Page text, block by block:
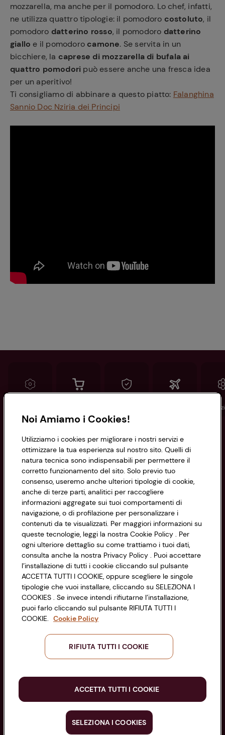
mozzarella, ma anche per il pomodoro. Lo chef, infatti,
ne utilizza quattro tipologie: il pomodoro costoluto, il
pomodoro datterino rosso, il pomodoro datterino
giallo e il pomodoro camone. Se servita in un
bicchiere, la caprese di mozzarella di bufala ai
quattro pomodori può essere anche una fresca idea
per un aperitivo!
Ti consigliamo di abbinare a questo piatto: Falanghina
Sannio Doc Nziria dei Principi
Informazioni
Privacy Policy
Cookie Policy
Impostazioni Cookie
Accessibilità
CONAD SOCIETÀ COOPERATIVA
Via Michelino, 59 | 40127 BOLOGNA
Codice Fiscale e Registro Imprese
di Bologna 00865960157
PARTITA IVA 03320960374
Servizio clienti
Seguici sui Social:
Scarica l'app
Noi Amiamo i Cookies!
Utilizziamo i cookies per migliorare i nostri servizi e
ottimizzare la tua esperienza sul nostro sito. Quelli di
natura tecnica sono indispensabili per permettere il
corretto funzionamento del sito. Solo previo tuo
consenso, useremo anche ulteriori tipologie di cookie,
anche di terze parti, analitici per raccogliere
informazioni aggregate sui tuoi comportamenti di
navigazione, o di profilazione per personalizzare i
contenuti da te visualizzati. Per maggiori informazioni su
queste tecnologie, leggi la nostra Cookie Policy . Per
ogni ulteriore dettaglio su come trattiamo i tuoi dati,
consulta anche la nostra Privacy Policy . Puoi accettare
l’installazione di tutti i cookie cliccando sul pulsante
ACCETTA TUTTI I COOKIE, oppure scegliere le singole
tipologie che vuoi installare, cliccando su SELEZIONA I
COOKIES . Se invece intendi rifiutarne l’installazione,
puoi farlo cliccando sul pulsante RIFIUTA TUTTI I
COOKIE. Cookie Policy
RIFIUTA TUTTI I COOKIE
ACCETTA TUTTI I COOKIE
SELEZIONA I COOKIES